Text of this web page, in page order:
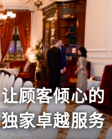
让顾客倾心的
独家卓越服务